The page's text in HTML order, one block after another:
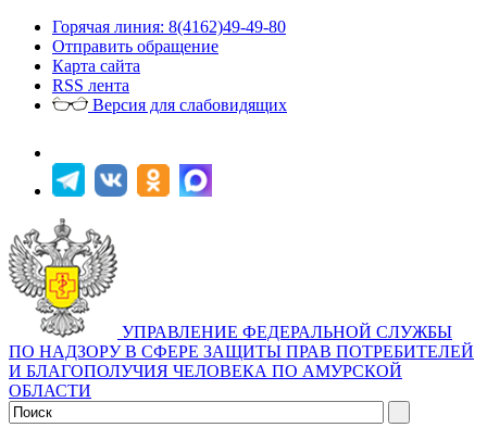
Горячая линия: 8(4162)49-49-80
Отправить обращение
Карта сайта
RSS лента
Версия для слабовидящих
УПРАВЛЕНИЕ ФЕДЕРАЛЬНОЙ СЛУЖБЫ
ПО НАДЗОРУ В СФЕРЕ ЗАЩИТЫ ПРАВ ПОТРЕБИТЕЛЕЙ
И БЛАГОПОЛУЧИЯ ЧЕЛОВЕКА ПО АМУРСКОЙ
ОБЛАСТИ